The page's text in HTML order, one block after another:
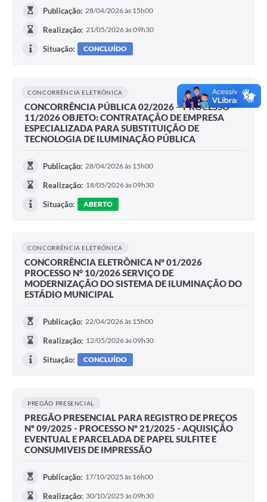
Publicação: 28/04/2026 às 15h00
Realização: 21/05/2026 às 09h30
Situação: CONCLUÍDO
CONCORRÊNCIA ELETRÔNICA
CONCORRÊNCIA PÚBLICA 02/2026 – PROCESSO
11/2026 OBJETO: CONTRATAÇÃO DE EMPRESA
ESPECIALIZADA PARA SUBSTITUIÇÃO DE
TECNOLOGIA DE ILUMINAÇÃO PÚBLICA
Publicação: 28/04/2026 às 15h00
Realização: 18/05/2026 às 09h30
Situação: ABERTO
CONCORRÊNCIA ELETRÔNICA
CONCORRÊNCIA ELETRÔNICA N° 01/2026
PROCESSO N° 10/2026 SERVIÇO DE
MODERNIZAÇÃO DO SISTEMA DE ILUMINAÇÃO DO
ESTÁDIO MUNICIPAL
Publicação: 22/04/2026 às 15h00
Realização: 12/05/2026 às 09h30
Situação: CONCLUÍDO
PREGÃO PRESENCIAL
PREGÃO PRESENCIAL PARA REGISTRO DE PREÇOS
Nº 09/2025 - PROCESSO Nº 21/2025 - AQUISIÇÃO
EVENTUAL E PARCELADA DE PAPEL SULFITE E
CONSUMIVEIS DE IMPRESSÃO
Publicação: 17/10/2025 às 16h00
Realização: 30/10/2025 às 09h30